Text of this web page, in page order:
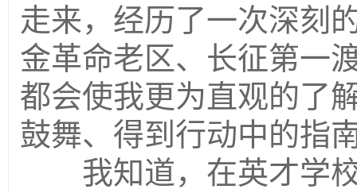
走来，经历了一次深刻
金革命老区、长征第一
都会使我更为直观的了
鼓舞、得到行动中的指
我知道，在英才学校